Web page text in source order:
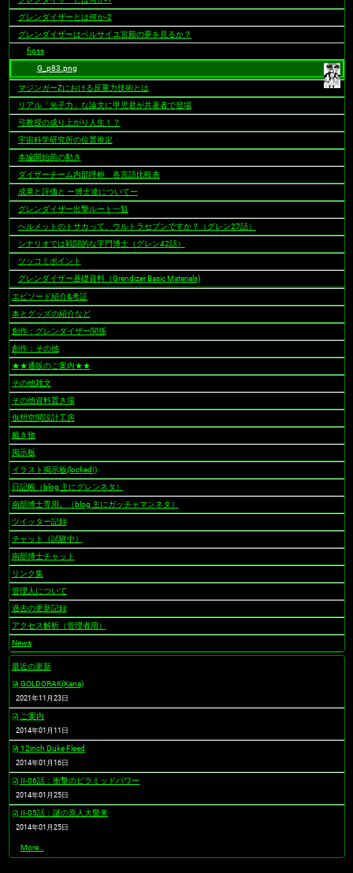
シ
ョ
ン
グレンダイザーとは何か-2
グレンダイザーはベルサイユ宮殿の夢を見るか？
figss
G_p83.png
マジンガーZにおける反重力技術とは
リアル「光子力」な論文に甲児君が共著者で登場
弓教授の成り上がり人生！？
宇宙科学研究所の位置推定
本編開始前の動き
ダイザーチーム内部呼称 各言語比較表
成果と評価と ー博士達についてー
グレンダイザー出撃ルート一覧
ヘルメットのトサカって、ウルトラセブンですか？（グレン27話）
シナリオでは戦闘的な宇門博士（グレン42話）
ツッコミポイント
グレンダイザー基礎資料（Grendizer Basic Materials)
エピソード紹介&考証
本とグッズの紹介など
創作：グレンダイザー関係
創作：その他
★★通販のご案内★★
その他雑文
その他資料置き場
仮想空間設計工房
戴き物
掲示板
イラスト掲示板(locked!)
日記帳（blog 主にグレンネタ）
南部博士専用。（blog 主にガッチャマンネタ）
ツイッター記録
チャット（試験中）
南部博士チャット
リンク集
管理人について
過去の更新記録
アクセス解析（管理者用）
News
最近の更新
GOLDORAK(Kana)
2021年11月23日
ご案内
2014年01月11日
12inch Duke Fleed
2014年01月16日
II-06話：衝撃のピラミッドパワー
2014年01月25日
II-05話：謎の原人大襲来
2014年01月25日
最
近
More…